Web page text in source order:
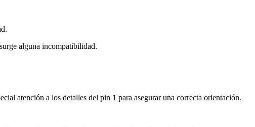
alguna incompatibilidad.
atención a los detalles del pin 1 para asegurar una correcta orientación.